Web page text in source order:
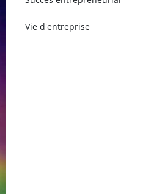
Vie d'entreprise